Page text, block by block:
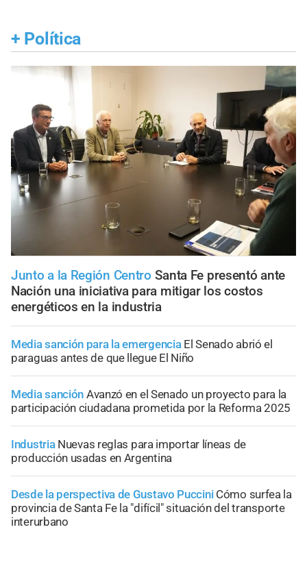
+ Política
Junto a la Región Centro Santa Fe presentó ante
Nación una iniciativa para mitigar los costos
energéticos en la industria
Media sanción para la emergencia El Senado abrió el
paraguas antes de que llegue El Niño
Media sanción Avanzó en el Senado un proyecto para la
participación ciudadana prometida por la Reforma 2025
Industria Nuevas reglas para importar líneas de
producción usadas en Argentina
Desde la perspectiva de Gustavo Puccini Cómo surfea la
provincia de Santa Fe la "difícil" situación del transporte
interurbano